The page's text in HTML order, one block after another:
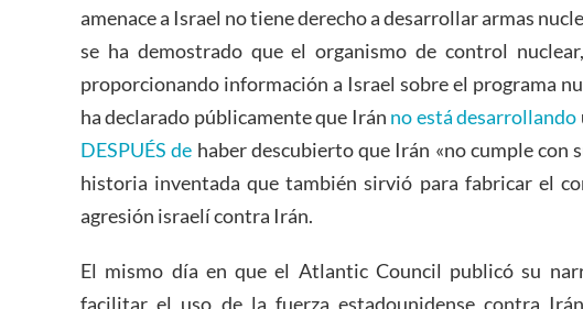
amenace a Israel no tiene derecho a desarrollar armas
se ha demostrado que el organismo de control
proporcionando información a Israel sobre el programa
ha declarado públicamente que Irán no está desarrollando
DESPUÉS de haber descubierto que Irán «no cumple con
historia inventada que también sirvió para fabricar el
agresión israelí contra Irán.
El mismo día en que el Atlantic Council publicó su
facilitar el uso de la fuerza estadounidense contra